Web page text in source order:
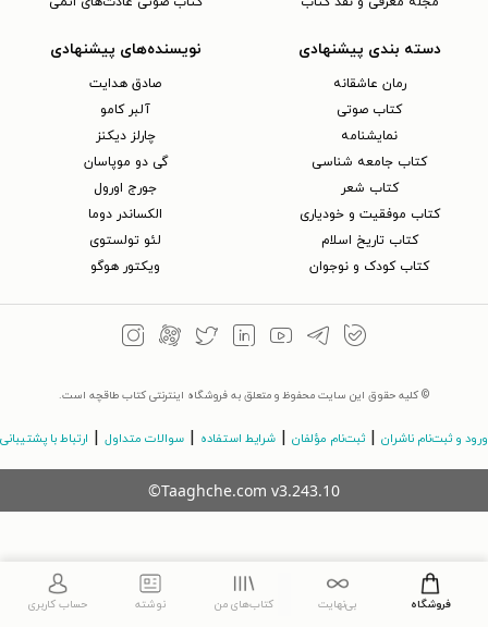
دسته بندی پیشنهادی
رمان عاشقانه
کتاب‌ صوتی
نمایشنامه
کتاب جامعه شناسی
کتاب شعر
کتاب موفقیت و خودیاری
کتاب تاریخ اسلام
کتاب کودک و نوجوان
نویسنده‌های پیشنهادی
صادق هدایت
آلبر کامو
چارلز دیکنز
گی دو موپاسان
جورج اورول
الکساندر دوما
لئو تولستوی
ویکتور هوگو
© کلیه حقوق این سایت محفوظ و متعلق به فروشگاه اینترنتی کتاب طاقچه است.
ورود و ثبت‌نام ناشران ثبت‌نام مؤلفان شرایط استفاده سوالات متداول ارتباط با پشتیبانی
©Taaghche.com v3.243.10
فروشگاه بی‌نهایت کتاب‌های من نوشته حساب کاربری